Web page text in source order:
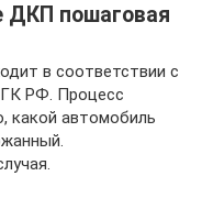
ДКП пошаговая
в соответствии с
РФ. Процесс
какой автомобиль